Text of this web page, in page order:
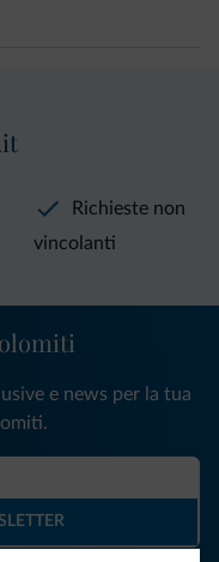
Richieste non
vincolanti
e news per la tua